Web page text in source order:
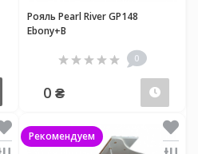
Рояль Pearl River GP148
Ebony+B
0
0 ₴
Рекомендуем